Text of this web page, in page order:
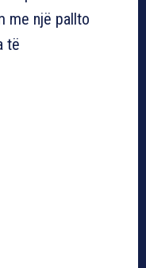
me një pallto
të